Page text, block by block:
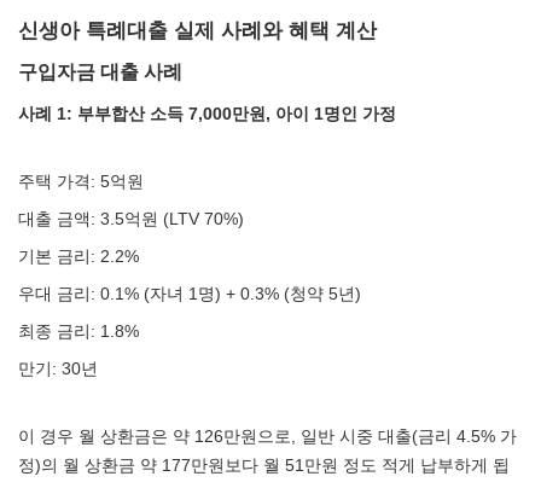
신생아 특례대출 실제 사례와 혜택 계산
구입자금 대출 사례
사례 1: 부부합산 소득 7,000만원, 아이 1명인 가정
주택 가격: 5억원
대출 금액: 3.5억원 (LTV 70%)
기본 금리: 2.2%
우대 금리: 0.1% (자녀 1명) + 0.3% (청약 5년)
최종 금리: 1.8%
만기: 30년
이 경우 월 상환금은 약 126만원으로, 일반 시중 대출(금리 4.5% 가
정)의 월 상환금 약 177만원보다 월 51만원 정도 적게 납부하게 됩